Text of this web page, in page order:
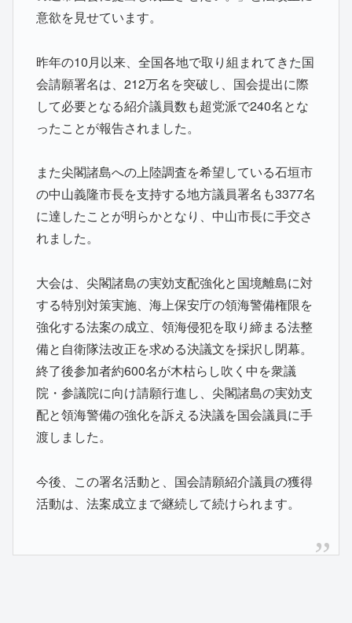
意欲を見せています。
昨年の10月以来、全国各地で取り組まれてきた国
会請願署名は、212万名を突破し、国会提出に際
して必要となる紹介議員数も超党派で240名とな
ったことが報告されました。
また尖閣諸島への上陸調査を希望している石垣市
の中山義隆市長を支持する地方議員署名も3377名
に達したことが明らかとなり、中山市長に手交さ
れました。
大会は、尖閣諸島の実効支配強化と国境離島に対
する特別対策実施、海上保安庁の領海警備権限を
強化する法案の成立、領海侵犯を取り締まる法整
備と自衛隊法改正を求める決議文を採択し閉幕。
終了後参加者約600名が木枯らし吹く中を衆議
院・参議院に向け請願行進し、尖閣諸島の実効支
配と領海警備の強化を訴える決議を国会議員に手
渡しました。
今後、この署名活動と、国会請願紹介議員の獲得
活動は、法案成立まで継続して続けられます。